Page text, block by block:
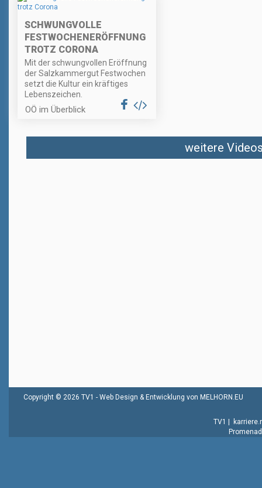
SCHWUNGVOLLE
FESTWOCHENERÖFFNUNG
TROTZ CORONA
Mit der schwungvollen Eröffnung
der Salzkammergut Festwochen
setzt die Kultur ein kräftiges
Lebenszeichen.
OÖ im Überblick
weitere
Copyright © 2026 TV1 - Web Design & Entwicklung von MELHORN.EU
TV1 |